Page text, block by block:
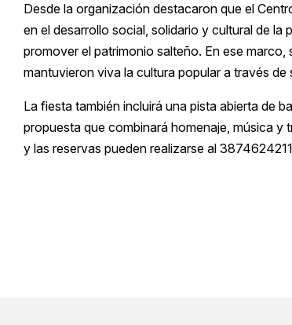
Desde la organización destacaron que el
en el desarrollo social, solidario y cultural de
promover el patrimonio salteño. En ese
mantuvieron viva la cultura popular a través
La fiesta también incluirá una pista abierta de
propuesta que combinará homenaje, música y
y las reservas pueden realizarse al